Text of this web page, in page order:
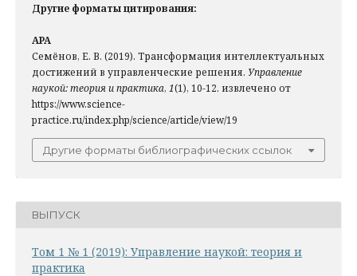
Другие форматы цитирования:
APA
Семёнов, Е. В. (2019). Трансформация интеллектуальных
достижений в управленческие решения. Управление
наукой: теория и практика, 1(1), 10-12. извлечено от
https://www.science-
practice.ru/index.php/science/article/view/19
Другие форматы библиографических ссылок
ВЫПУСК
Том 1 № 1 (2019): Управление наукой: теория и
практика